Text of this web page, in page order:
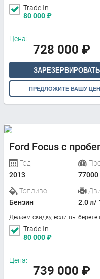
Trade In
80 000₽
Цена:
728 000 ₽
ЗАРЕЗЕРВИРОВАТЬ
ПРЕДЛОЖИТЕ ВАШУ
Ford Focus с
Год
2013
Топливо
Бензин
2.0 л/
Делаем скидку, если вы берете
Trade In
80 000₽
Цена:
739 000 ₽